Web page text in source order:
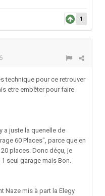
1
technique pour ce retrouver
etre embêter pour faire
a juste la quenelle de
60 Places", parce que en
places. Donc déçu, je
seul garage mais Bon.
Naze mis à part la Elegy